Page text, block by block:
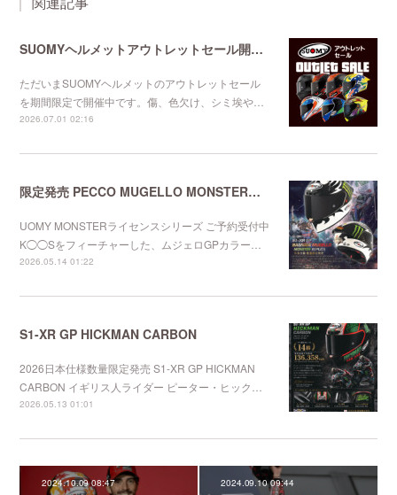
SUOMYヘルメットアウトレットセール開催中
ただいまSUOMYヘルメットのアウトレットセール
を期間限定で開催中です。傷、色欠け、シミ埃や…
2026.07.01 02:16
限定発売 PECCO MUGELLO MONSTERレプリカ
UOMY MONSTERライセンスシリーズ ご予約受付中
K◯◯Sをフィーチャーした、ムジェロGPカラー…
2026.05.14 01:22
S1-XR GP HICKMAN CARBON
2026日本仕様数量限定発売 S1-XR GP HICKMAN
CARBON イギリス人ライダー ピーター・ヒック…
2026.05.13 01:01
2024.10.09 08:47 2024.09.10 09:44